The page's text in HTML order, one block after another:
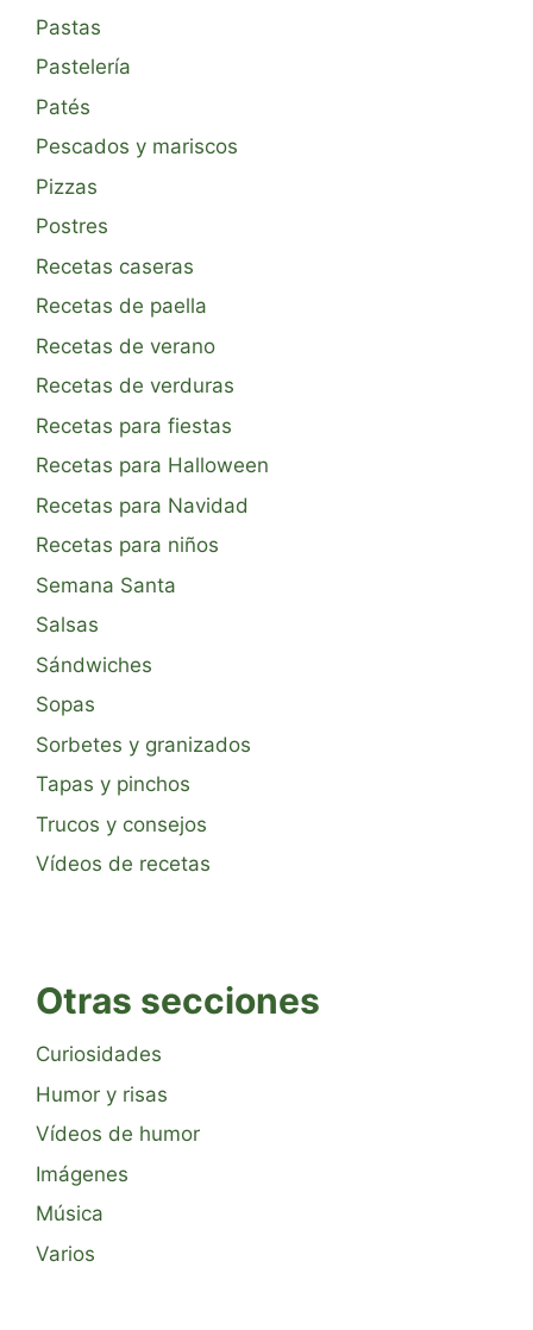
Pastas
Pastelería
Patés
Pescados y mariscos
Pizzas
Postres
Recetas caseras
Recetas de paella
Recetas de verano
Recetas de verduras
Recetas para fiestas
Recetas para Halloween
Recetas para Navidad
Recetas para niños
Semana Santa
Salsas
Sándwiches
Sopas
Sorbetes y granizados
Tapas y pinchos
Trucos y consejos
Vídeos de recetas
Otras secciones
Curiosidades
Humor y risas
Vídeos de humor
Imágenes
Música
Varios